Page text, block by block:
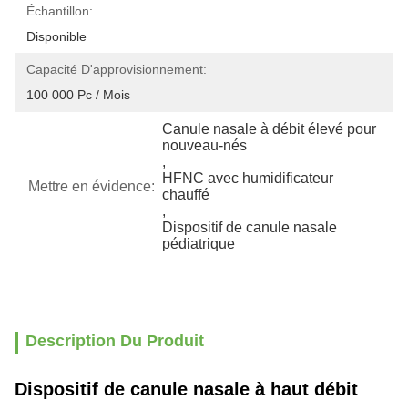
Échantillon:
Disponible
Capacité D'approvisionnement:
100 000 Pc / Mois
Mettre en évidence:
Canule nasale à débit élevé pour
nouveau-nés
,
HFNC avec humidificateur
chauffé
,
Dispositif de canule nasale
pédiatrique
Description Du Produit
Dispositif de canule nasale à haut débit